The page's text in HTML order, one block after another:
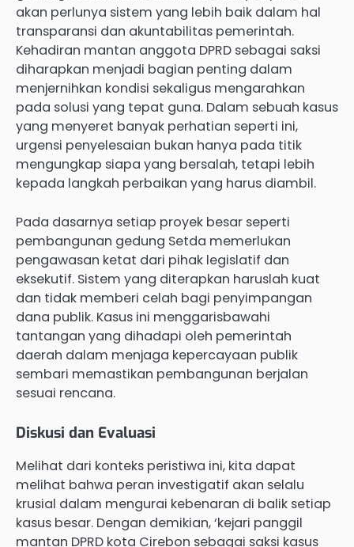
akan perlunya sistem yang lebih baik dalam hal
transparansi dan akuntabilitas pemerintah.
Kehadiran mantan anggota DPRD sebagai saksi
diharapkan menjadi bagian penting dalam
menjernihkan kondisi sekaligus mengarahkan
pada solusi yang tepat guna. Dalam sebuah kasus
yang menyeret banyak perhatian seperti ini,
urgensi penyelesaian bukan hanya pada titik
mengungkap siapa yang bersalah, tetapi lebih
kepada langkah perbaikan yang harus diambil.
Pada dasarnya setiap proyek besar seperti
pembangunan gedung Setda memerlukan
pengawasan ketat dari pihak legislatif dan
eksekutif. Sistem yang diterapkan haruslah kuat
dan tidak memberi celah bagi penyimpangan
dana publik. Kasus ini menggarisbawahi
tantangan yang dihadapi oleh pemerintah
daerah dalam menjaga kepercayaan publik
sembari memastikan pembangunan berjalan
sesuai rencana.
Diskusi dan Evaluasi
Melihat dari konteks peristiwa ini, kita dapat
melihat bahwa peran investigatif akan selalu
krusial dalam mengurai kebenaran di balik setiap
kasus besar. Dengan demikian, ‘kejari panggil
mantan DPRD kota Cirebon sebagai saksi kasus